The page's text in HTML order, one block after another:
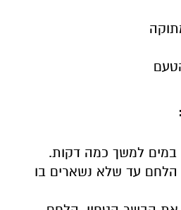
למשך כמה דקות.
עד שלא נשארים בו